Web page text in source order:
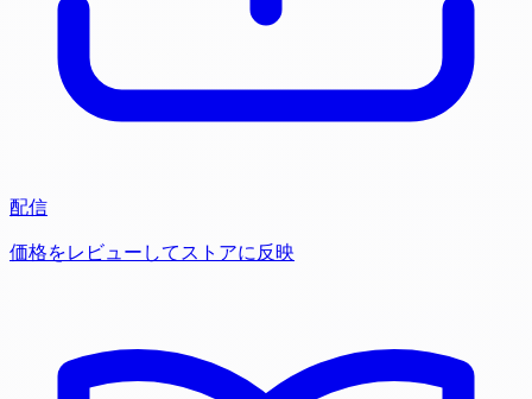
配信
価格をレビューしてストアに反映